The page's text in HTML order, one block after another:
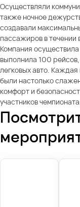
Осуществляли
также ночное
создавали
пассажиров в течении
Компания
выполнила 100
легковых авто. Каждая
были настолько
комфорт и
участников